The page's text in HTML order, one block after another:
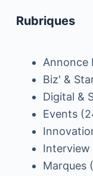
Rubriques
Annonce
Biz' &
Digital &
Events
Interview
Marques